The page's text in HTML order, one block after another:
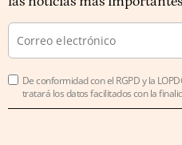
De conformidad con el RGPD y la
tratará los datos facilitados con la